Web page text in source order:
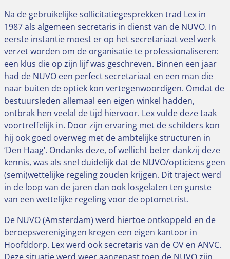
Na de gebruikelijke sollicitatiegesprekken trad Lex in
1987 als algemeen secretaris in dienst van de NUVO. In
eerste instantie moest er op het secretariaat veel werk
verzet worden om de organisatie te professionaliseren:
een klus die op zijn lijf was geschreven. Binnen een jaar
had de NUVO een perfect secretariaat en een man die
naar buiten de optiek kon vertegenwoordigen. Omdat de
bestuursleden allemaal een eigen winkel hadden,
ontbrak hen veelal de tijd hiervoor. Lex vulde deze taak
voortreffelijk in. Door zijn ervaring met de schilders kon
hij ook goed overweg met de ambtelijke structuren in
‘Den Haag’. Ondanks deze, of wellicht beter dankzij deze
kennis, was als snel duidelijk dat de NUVO/opticiens geen
(semi)wettelijke regeling zouden krijgen. Dit traject werd
in de loop van de jaren dan ook losgelaten ten gunste
van een wettelijke regeling voor de optometrist.
De NUVO (Amsterdam) werd hiertoe ontkoppeld en de
beroepsverenigingen kregen een eigen kantoor in
Hoofddorp. Lex werd ook secretaris van de OV en ANVC.